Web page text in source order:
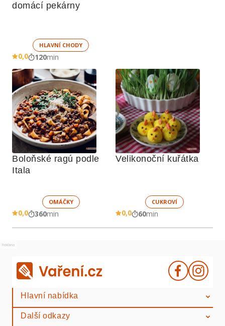
domácí pekárny
HLAVNÍ CHODY
0,0 120min
Boloňské ragú podle
Itala
OMÁČKY
0,0 360min
Velikonoční kuřátka
CUKROVÍ
0,0 60min
Reklama
Hlavní nabídka
Další odkazy